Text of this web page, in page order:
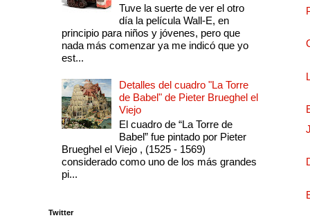
Tuve la suerte de ver el otro
día la película Wall-E, en
principio para niños y jóvenes, pero que
nada más comenzar ya me indicó que yo
est...
Detalles del cuadro "La Torre
de Babel" de Pieter Brueghel el
Viejo
El cuadro de “La Torre de
Babel” fue pintado por Pieter
Brueghel el Viejo , (1525 - 1569)
considerado como uno de los más grandes
pi...
Twitter